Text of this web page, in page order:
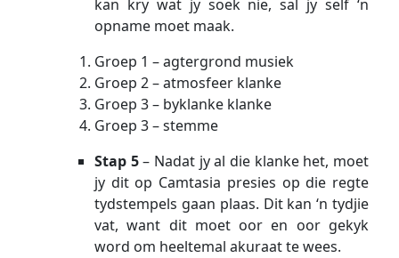
kan kry wat jy soek nie, sal jy self ‘n
opname moet maak.
Groep 1 – agtergrond musiek
Groep 2 – atmosfeer klanke
Groep 3 – byklanke klanke
Groep 3 – stemme
Stap 5– Nadat jy al die klanke het, moet
jy dit op Camtasia presies op die regte
tydstempels gaan plaas. Dit kan ‘n tydjie
vat, want dit moet oor en oor gekyk
word om heeltemal akuraat te wees.